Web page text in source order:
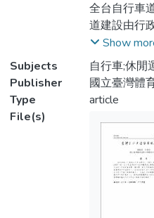
全台自行車
道建設由行
由體委會、
署、教育部
會增建補助
出幾點建
套措施、
展相關軟體
衡，臺灣離
Show
Subjects
自行車;休閒
Publisher
國立臺灣體
Type
article
File(s)